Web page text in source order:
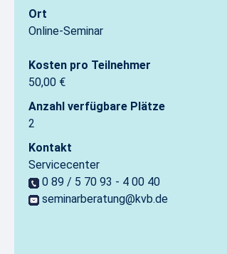
Ort
Online-Seminar
Kosten pro Teilnehmer
50,00 €
Anzahl verfügbare Plätze
2
Kontakt
Servicecenter
0 89 / 5 70 93 - 4 00 40
seminarberatung@kvb.de